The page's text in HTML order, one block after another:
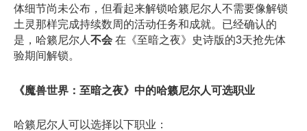
体细节尚未公布，但看起来解锁哈籁尼尔人不需要像解锁
土灵那样完成持续数周的活动任务和成就。已经确认的
是，哈籁尼尔人不会 在《至暗之夜》史诗版的3天抢先体
验期间解锁。
​《魔兽世界：至暗之夜》中的哈籁尼尔人可选职业
哈籁尼尔人可以选择以下职业：